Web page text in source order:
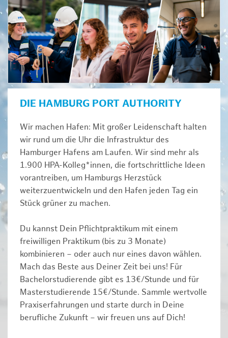
DIE HAMBURG PORT AUTHORITY
Wir machen Hafen: Mit großer Leidenschaft halten
wir rund um die Uhr die Infrastruktur des
Hamburger Hafens am Laufen. Wir sind mehr als
1.900 HPA-Kolleg*innen, die fortschrittliche Ideen
vorantreiben, um Hamburgs Herzstück
weiterzuentwickeln und den Hafen jeden Tag ein
Stück grüner zu machen.
Du kannst Dein Pflichtpraktikum mit einem
freiwilligen Praktikum (bis zu 3 Monate)
kombinieren – oder auch nur eines davon wählen.
Mach das Beste aus Deiner Zeit bei uns! Für
Bachelorstudierende gibt es 13€/Stunde und für
Masterstudierende 15€/Stunde. Sammle wertvolle
Praxiserfahrungen und starte durch in Deine
berufliche Zukunft – wir freuen uns auf Dich!